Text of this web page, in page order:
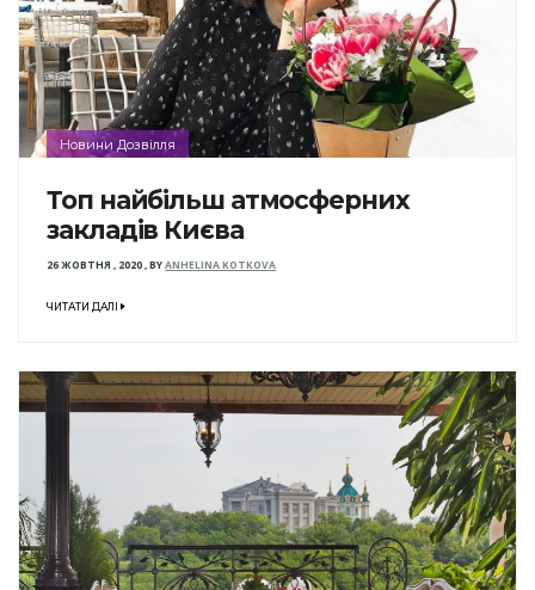
Новини Дозвілля
Топ найбільш атмосферних
закладів Києва
26 ЖОВТНЯ , 2020,BYANHELINA KOTKOVA
ЧИТАТИ ДАЛІ